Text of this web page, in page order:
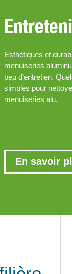
Esthétiques et
menuiseries
peu d’entretien.
simples pour
menuiseries alu.
En savoir